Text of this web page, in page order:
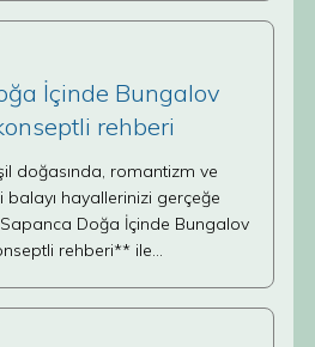
İçinde Bungalov
rehberi
doğasında, romantizm ve
balayı hayallerinizi gerçeğe
Doğa İçinde Bungalov
rehberi** ile…